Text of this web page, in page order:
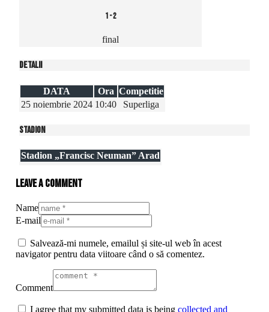
1 -2
final
Detalii
DATA Ora Competitie
25 noiembrie 2024 10:40 Superliga
Stadion
Stadion „Francisc Neuman” Arad
Leave a comment
Name
E-mail
Salvează-mi numele, emailul și site-ul web în acest
navigator pentru data viitoare când o să comentez.
Comment
I agree that my submitted data is being collected and